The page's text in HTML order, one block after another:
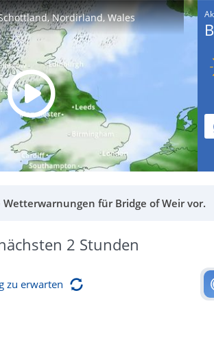
Nordirland, Wales
für Bridge of Weir vor.
2 Stunden
zu erwarten